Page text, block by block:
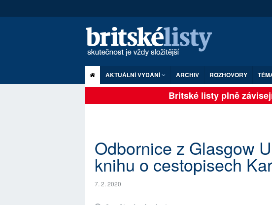
AKTUÁLNÍ VYDÁNÍ ARCHIV ROZHOVORY
Britské listy plně
Odbornice z Glasgow
knihu o cestopisech
7. 2. 2020